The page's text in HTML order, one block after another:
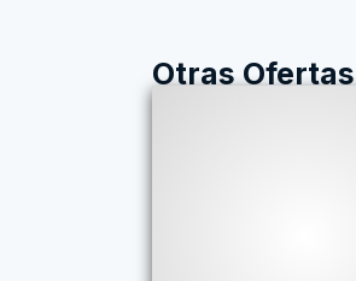
Otras Ofertas